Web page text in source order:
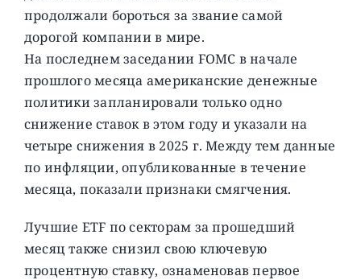
продолжали бороться за звание самой
дорогой компании в мире.
На последнем заседании FOMC в начале
прошлого месяца американские денежные
политики запланировали только одно
снижение ставок в этом году и указали на
четыре снижения в 2025 г. Между тем данные
по инфляции, опубликованные в течение
месяца, показали признаки смягчения.
Лучшие ETF по секторам за прошедший
месяц также снизил свою ключевую
процентную ставку, ознаменовав первое